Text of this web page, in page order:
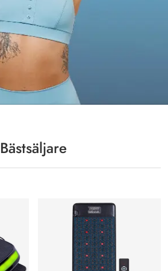
Bästsäljare